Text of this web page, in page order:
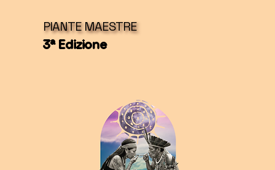
PIANTE MAESTRE
3ª Edizione